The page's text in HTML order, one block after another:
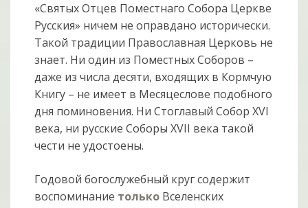
«Святых Отцев Поместнаго Собора Церкве
Русския» ничем не оправдано исторически.
Такой традиции Православная Церковь не
знает. Ни один из Поместных Соборов –
даже из числа десяти, входящих в Кормчую
Книгу – не имеет в Месяцеслове подобного
дня поминовения. Ни Стоглавый Собор XVI
века, ни русские Соборы XVII века такой
чести не удостоены.
Годовой богослужебный круг содержит
воспоминание только Вселенских